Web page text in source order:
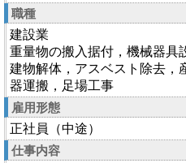
職種
建設業
重量物の搬入据付，機械器具
建物解体，アスベスト除去，
器運搬，足場工事
雇用形態
正社員（中途）
仕事内容